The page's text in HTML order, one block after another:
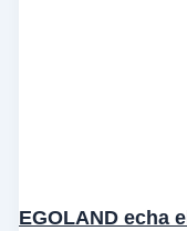
EGOLAND echa